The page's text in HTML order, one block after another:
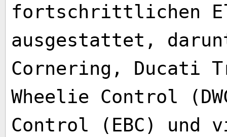
fortschrittlichen
ausgestattet,
Cornering, Ducati
Wheelie Control
Control (EBC) und